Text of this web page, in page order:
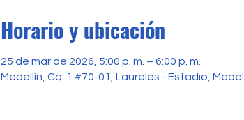
Horario y ubicación
25 de mar de 2026, 5:00 p. m. – 6:00 p. m.
Medellín, Cq. 1 #70-01, Laureles - Estadio,